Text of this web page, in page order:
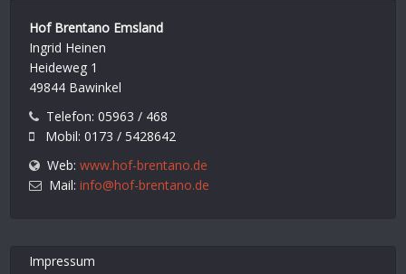
Hof Brentano Emsland
Ingrid Heinen
Heideweg 1
49844 Bawinkel
Telefon: 05963 / 468
Mobil: 0173 / 5428642
Web:www.hof-brentano.de
Mail:info@hof-brentano.de
Impressum